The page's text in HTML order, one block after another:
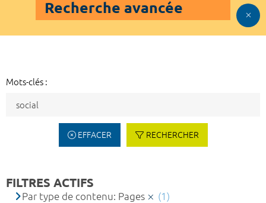
Recherche avancée
Mots-clés :
EFFACER RECHERCHER
FILTRES ACTIFS
Par type de contenu: Pages
(1)